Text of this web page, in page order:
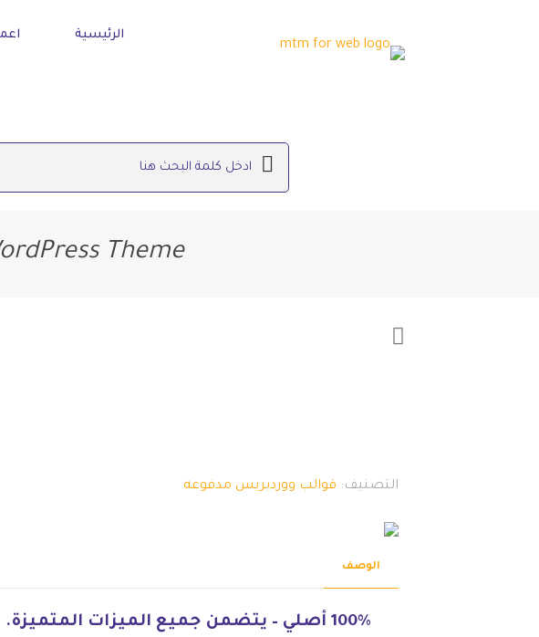
الرئيسية
Theme
التصنيف: قوالب ووردبريس مدفوعه
الوصف
100% أصلي – يتضمن جميع الميزات المتميزة.